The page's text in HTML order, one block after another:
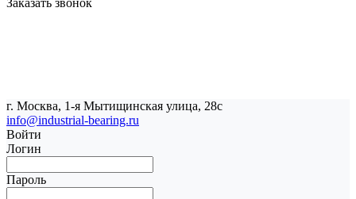
Заказать звонок
г. Москва, 1-я Мытищинская улица, 28с
info@industrial-bearing.ru
Войти
Логин
Пароль